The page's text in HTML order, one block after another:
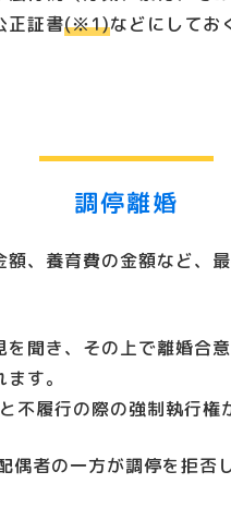
正証書(※1)などにしてお
調停離婚
、養育費の金額など、
聞き、その上で離婚合意
す。
不履行の際の強制執行権
偶者の一方が調停を拒